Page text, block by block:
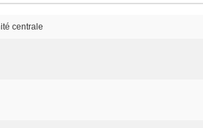
centrale